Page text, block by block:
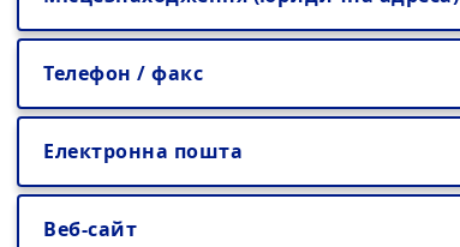
Телефон / факс
Електронна пошта
Веб-сайт